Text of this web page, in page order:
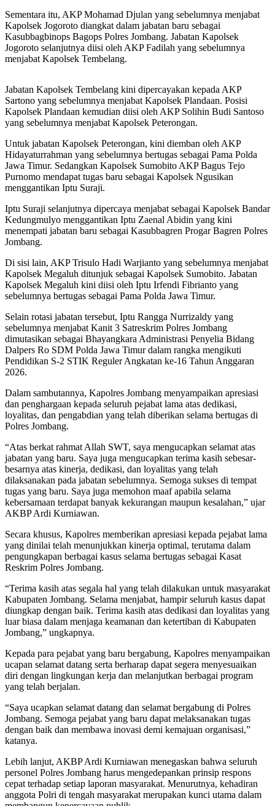
Sementara itu, AKP Mohamad Djulan yang sebelumnya menjabat
Kapolsek Jogoroto diangkat dalam jabatan baru sebagai
Kasubbagbinops Bagops Polres Jombang. Jabatan Kapolsek
Jogoroto selanjutnya diisi oleh AKP Fadilah yang sebelumnya
menjabat Kapolsek Tembelang.
Jabatan Kapolsek Tembelang kini dipercayakan kepada AKP
Sartono yang sebelumnya menjabat Kapolsek Plandaan. Posisi
Kapolsek Plandaan kemudian diisi oleh AKP Solihin Budi Santoso
yang sebelumnya menjabat Kapolsek Peterongan.
Untuk jabatan Kapolsek Peterongan, kini diemban oleh AKP
Hidayaturrahman yang sebelumnya bertugas sebagai Pama Polda
Jawa Timur. Sedangkan Kapolsek Sumobito AKP Bagus Tejo
Purnomo mendapat tugas baru sebagai Kapolsek Ngusikan
menggantikan Iptu Suraji.
Iptu Suraji selanjutnya dipercaya menjabat sebagai Kapolsek Bandar
Kedungmulyo menggantikan Iptu Zaenal Abidin yang kini
menempati jabatan baru sebagai Kasubbagren Progar Bagren Polres
Jombang.
Di sisi lain, AKP Trisulo Hadi Warjianto yang sebelumnya menjabat
Kapolsek Megaluh ditunjuk sebagai Kapolsek Sumobito. Jabatan
Kapolsek Megaluh kini diisi oleh Iptu Irfendi Fibrianto yang
sebelumnya bertugas sebagai Pama Polda Jawa Timur.
Selain rotasi jabatan tersebut, Iptu Rangga Nurrizaldy yang
sebelumnya menjabat Kanit 3 Satreskrim Polres Jombang
dimutasikan sebagai Bhayangkara Administrasi Penyelia Bidang
Dalpers Ro SDM Polda Jawa Timur dalam rangka mengikuti
Pendidikan S-2 STIK Reguler Angkatan ke-16 Tahun Anggaran
2026.
Dalam sambutannya, Kapolres Jombang menyampaikan apresiasi
dan penghargaan kepada seluruh pejabat lama atas dedikasi,
loyalitas, dan pengabdian yang telah diberikan selama bertugas di
Polres Jombang.
“Atas berkat rahmat Allah SWT, saya mengucapkan selamat atas
jabatan yang baru. Saya juga mengucapkan terima kasih sebesar-
besarnya atas kinerja, dedikasi, dan loyalitas yang telah
dilaksanakan pada jabatan sebelumnya. Semoga sukses di tempat
tugas yang baru. Saya juga memohon maaf apabila selama
kebersamaan terdapat banyak kekurangan maupun kesalahan,” ujar
AKBP Ardi Kurniawan.
Secara khusus, Kapolres memberikan apresiasi kepada pejabat lama
yang dinilai telah menunjukkan kinerja optimal, terutama dalam
pengungkapan berbagai kasus selama bertugas sebagai Kasat
Reskrim Polres Jombang.
“Terima kasih atas segala hal yang telah dilakukan untuk masyarakat
Kabupaten Jombang. Selama menjabat, hampir seluruh kasus dapat
diungkap dengan baik. Terima kasih atas dedikasi dan loyalitas yang
luar biasa dalam menjaga keamanan dan ketertiban di Kabupaten
Jombang,” ungkapnya.
Kepada para pejabat yang baru bergabung, Kapolres menyampaikan
ucapan selamat datang serta berharap dapat segera menyesuaikan
diri dengan lingkungan kerja dan melanjutkan berbagai program
yang telah berjalan.
“Saya ucapkan selamat datang dan selamat bergabung di Polres
Jombang. Semoga pejabat yang baru dapat melaksanakan tugas
dengan baik dan membawa inovasi demi kemajuan organisasi,”
katanya.
Lebih lanjut, AKBP Ardi Kurniawan menegaskan bahwa seluruh
personel Polres Jombang harus mengedepankan prinsip respons
cepat terhadap setiap laporan masyarakat. Menurutnya, kehadiran
anggota Polri di tengah masyarakat merupakan kunci utama dalam